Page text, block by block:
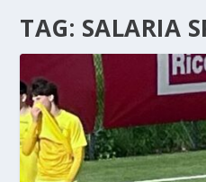
TAG: SALARIA